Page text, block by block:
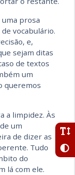
prosa
vocabulário.
e,
sejam ditas
de textos
um
queremos
a limpidez. Às
um
de dizer as
Tudo
do
lá com ele.